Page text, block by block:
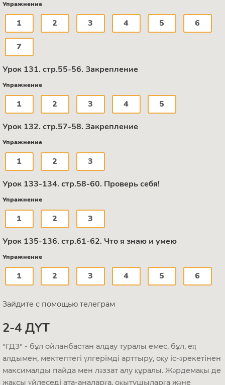
Упражнение
1 2 3 4 5 6
7
Урок 131. стр.55-56. Закрепление
Упражнение
1 2 3 4 5
Урок 132. стр.57-58. Закрепление
Упражнение
1 2 3
Урок 133-134. стр.58-60. Проверь себя!
Упражнение
1 2 3
Урок 135-136. стр.61-62. Что я знаю и умею
Упражнение
1 2 3 4 5 6
Зайдите с помощью телеграм
2-4 ДҮТ
"ГДЗ" - бұл ойланбастан алдау туралы емес, бұл, ең
алдымен, мектептегі үлгерімді арттыру, оқу іс-әрекетінен
максималды пайда мен ләззат алу құралы. Жәрдемақы де
жақсы үйлеседі ата-аналарға, оқытушыларға және